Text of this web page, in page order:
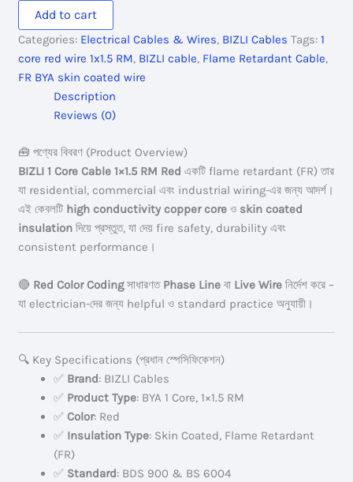
Core
Cable
1x1.5
RM
Red
Coated
FR
quantity
Add to cart
Categories: Electrical Cables & Wires, BIZLI Cables Tags:1
core red wire 1x1.5 RM, BIZLI cable, Flame Retardant Cable,
FR BYA skin coated wire
Description
Reviews (0)
🧰 পণ্যের বিবরণ (Product Overview)
BIZLI 1 Core Cable 1×1.5 RM Red একটি flame retardant (FR) তার
যা residential, commercial এবং industrial wiring-এর জন্য আদর্শ।
এই কেবলটি high conductivity copper core ও skin coated
insulation দিয়ে প্রস্তুত, যা দেয় fire safety, durability এবং
consistent performance।
🔴 Red Color Codingসাধারণত Phase Line বা Live Wire নির্দেশ করে –
যা electrician-দের জন্য helpful ও standard practice অনুযায়ী।
🔍 Key Specifications (প্রধান স্পেসিফিকেশন)
✅ Brand: BIZLI Cables
✅ Product Type: BYA 1 Core, 1×1.5 RM
✅ Color: Red
✅ Insulation Type: Skin Coated, Flame Retardant
(FR)
✅ Standard: BDS 900 & BS 6004